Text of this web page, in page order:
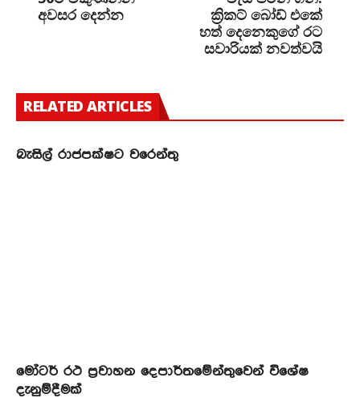
අවසර දෙන්න
ක්‍රිකට් බෝඩ් එකේ
හත් දෙනෙකුගේ රට
සවාරියක් නවත්වයි
RELATED ARTICLES
බැසිල් රාජපක්ෂට වරෙන්තු
මෝටර් රථ ප්‍රවාහන දෙපාර්තමේන්තුවෙන් විශේෂ
දැනුම්දීමක්